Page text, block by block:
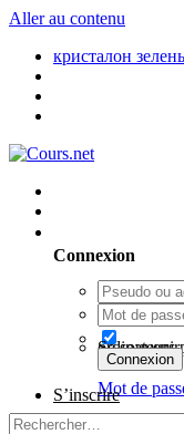
Aller au contenu
кристалон
Connexion
Se
Non recommandé sur les
Connexion
Mot de
S’inscrire